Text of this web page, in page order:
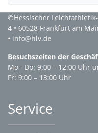
©Hessischer Leichtathletik-
4 • 60528 Frankfurt am
• info@hlv.de
Besuchszeiten der
Mo - Do: 9:00 – 12:00 Uhr
Fr: 9:00 – 13:00 Uhr
Service